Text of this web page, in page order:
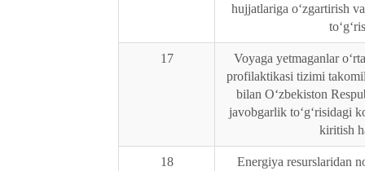
hujjatlariga o‘zgartirish
17
Voyaga yetmaganlar
profilaktikasi tizimi
bilan O‘zbekiston
javobgarlik to‘g‘risidagi
kiritish
18
Energiya resurslaridan